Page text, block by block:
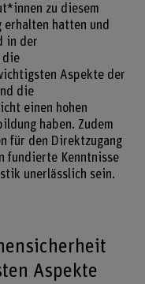
zu diesem
erhalten hatten und
in der
die
Aspekte der
die
einen hohen
haben. Zudem
für den Direktzugang
fundierte Kenntnisse
unerlässlich sein.
Aspekte